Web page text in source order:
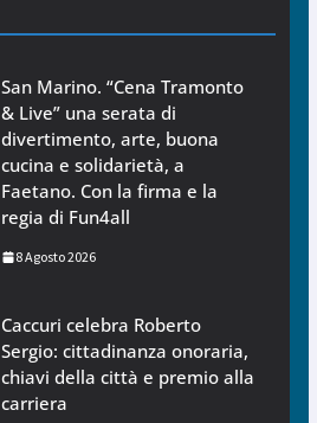
San Marino. “Cena Tramonto
& Live” una serata di
divertimento, arte, buona
cucina e solidarietà, a
Faetano. Con la firma e la
regia di Fun4all
8 Agosto 2026
Caccuri celebra Roberto
Sergio: cittadinanza onoraria,
chiavi della città e premio alla
carriera